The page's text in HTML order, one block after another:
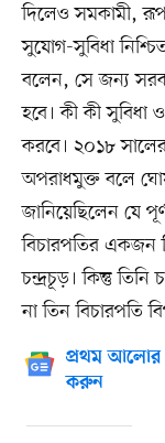
দিলেও সমকামী,
সুযোগ-সুবিধা
বলেন, সে জন্য
হবে। কী কী সুবিধা
করবে। ২০১৮
অপরাধমুক্ত বলে
জানিয়েছিলেন যে
বিচারপতির একজন
চন্দ্রচূড়। কিন্তু
না তিন বিচারপতি
প্রথম আলোর
করুন